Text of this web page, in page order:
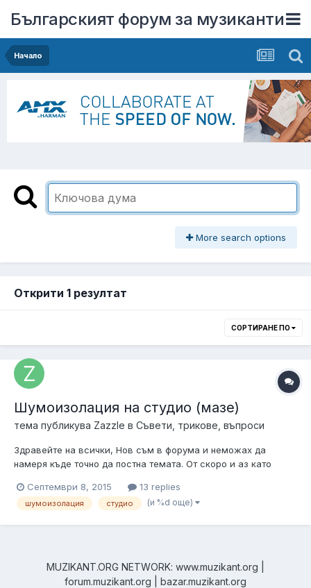
Българският форум за музиканти
Начало
More search options
Открити 1 резултат
СОРТИРАНЕ ПО
Шумоизолация на студио (мазе)
тема публикува Zazzle в Съвети, трикове, въпроси
Здравейте на всички, Нов съм в форума и неможах да
намеря къде точно да постна темата. От скоро и аз като
се занимавам поради липса на свободно пространство/ долу
в мазето. Въпроса ми е. Тъй като мазето се намира на -1
Септември 8, 2015 13 replies
шумоизолация студио (и %d още)
MUZIKANT.ORG NETWORK: www.muzikant.org |
forum.muzikant.org | bazar.muzikant.org